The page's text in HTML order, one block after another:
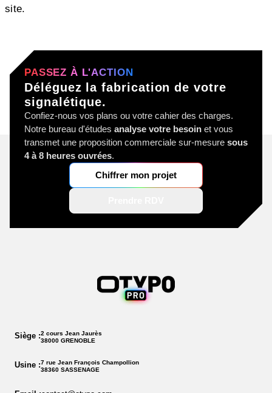
site.
PASSEZ À L'ACTION
Déléguez la fabrication de votre
signalétique.
Confiez-nous vos plans ou votre cahier des charges.
Notre bureau d'études analyse votre besoin et vous
transmet une proposition commerciale sur-mesure sous
4 à 8 heures ouvrées.
Chiffrer mon projet
Siège :2 cours Jean Jaurès
38000 GRENOBLE
Usine :7 rue Jean François Champollion
38360 SASSENAGE